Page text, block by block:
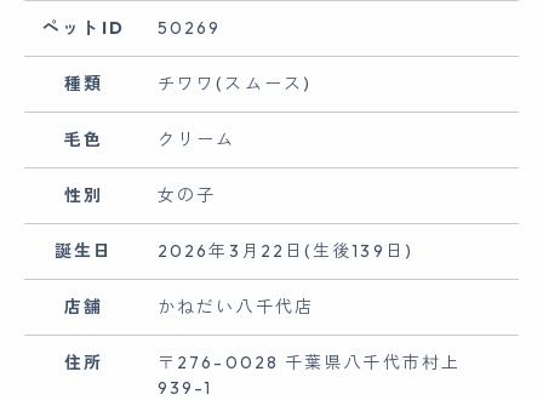
ペットID 50269
種類 チワワ(スムース)
毛色 クリーム
性別 女の子
誕生日 2026年3月22日(生後139日)
店舗 かねだい八千代店
住所
〒276-0028 千葉県八千代市村上
939-1